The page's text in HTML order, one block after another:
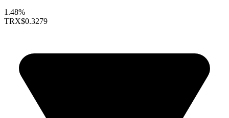
1.48%
TRX$0.3279